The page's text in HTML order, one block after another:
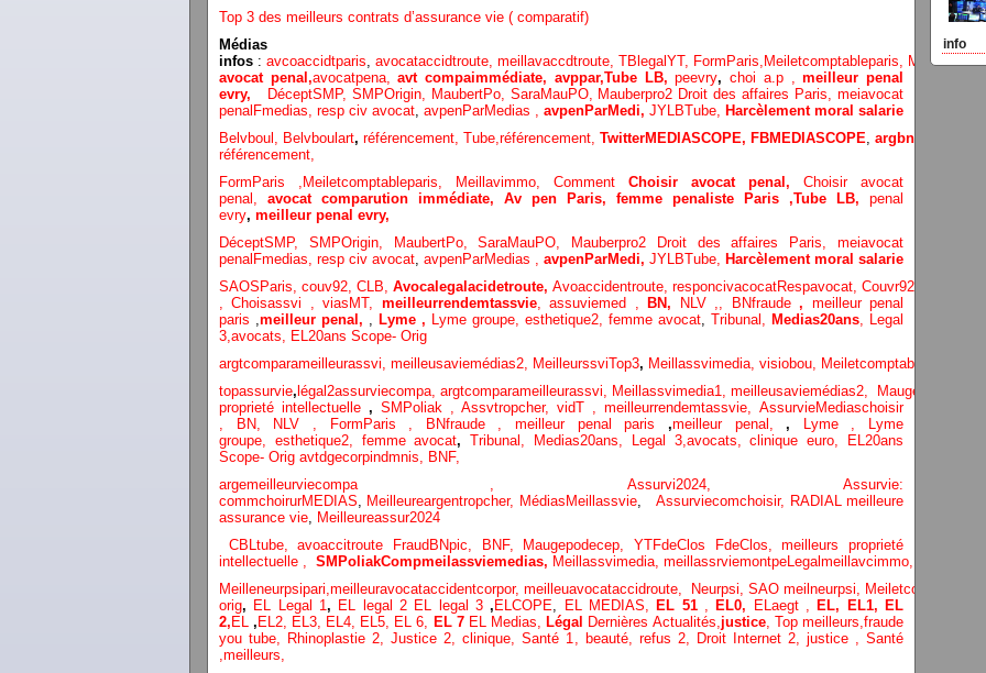
Top 3 des meilleurs contrats d’assurance vie ( comparatif)
Médias
infos : avcoaccidtparis, avocataccidtroute, meillavaccdtroute, TBlegalYT, FormParis, Meiletcomptableparis,
avocat penal,avocatpena,avt compaimmédiate, avppar,Tube LB,peevry,choi a.p ,meilleur penal
evry,
DéceptSMP, SMPOrigin, MaubertPo, SaraMauPO, Mauberpro2 Droit des affaires Paris,meiavocat
penalFmedias, resp civ avocat, avpenParMedias , avpenParMedi, JYLBTube, Harcèlement moral salarie
Belvboul, Belvboulart, référencement, Tube,référencement, TwitterMEDIASCOPE, FBMEDIASCOPE, argbn,
référencement,
FormParis , Meiletcomptableparis, Meillavimmo, Comment Choisir avocat penal, Choisir avocat
penal, avocat comparution immédiate, Av pen Paris, femme penaliste Paris ,Tube LB, penal
evry, meilleur penal evry,
DéceptSMP, SMPOrigin, MaubertPo,SaraMauPO, Mauberpro2 Droit des affaires Paris,meiavocat
penalFmedias, resp civ avocat, avpenParMedias , avpenParMedi, JYLBTube, Harcèlement moral salarie
SAOSParis, couv92, CLB, Avocalegalacidetroute, Avoaccidentroute, responcivacocatRespavocat, Couvr92,
,Choisassvi ,viasMT, meilleurrendemtassvie,assuviemed , BN, NLV ,, BNfraude, meilleur penal
paris ,meilleur penal, , Lyme , Lyme groupe, esthetique2, femme avocat, Tribunal, Medias20ans, Legal
3,avocats, EL20ans Scope- Orig
argtcomparameilleurassvi, meilleusaviemédias2, MeilleurssviTop3, Meillassvimedia, visiobou, Meiletcomptableparis
topassurvie, légal2assurviecompa, argtcomparameilleurassvi, Meillassvimedia1, meilleusaviemédias2, Maugepodecep,
proprieté intellectuelle , SMPoliak ,Assvtropcher,vidT ,meilleurrendemtassvie,AssurvieMediaschoisir
,
BN, NLV , FormParis , BNfraude , meilleur penal paris ,meilleur penal,, Lyme ,
Lyme
groupe, esthetique2, femme avocat,Tribunal, Medias20ans, Legal 3,avocats, cliniqueeuro,
EL20ans
Scope- Orig avtdgecorpindmnis, BNF,
argemeilleurviecompa , Assurvi2024,Assurvie:
commchoirurMEDIAS, Meilleureargentropcher, Médias Meillassvie,Assurviecomchoisir, RADIAL meilleure
assurance vie, Meilleureassur2024
CBLtube,avoaccitroute FraudBNpic, BNF, Maugepodecep,YTFdeClos FdeClos,meilleurs proprieté
intellectuelle , SMPoliakCompmeilassviemedias, Meillassvimedia, meillassrviemontpeLegalmeillavcimmo,
Meilleneurpsipari,meilleuravocataccidentcorpor, meilleuavocataccidroute, Neurpsi, SAO meilneurpsi,
orig, EL Legal 1, EL legal 2 EL legal 3 , ELCOPE, EL MEDIAS, EL 51, EL0, ELaegt , EL, EL1, EL
2, EL , EL2, EL3, EL4, EL5, EL 6, EL 7 EL Medias, Légal Dernières Actualités,justice, Top meilleurs,fraude
you tube, Rhinoplastie 2,Justice 2,clinique,Santé 1, beauté, refus 2, Droit Internet 2, justice, Santé
,meilleurs,
info